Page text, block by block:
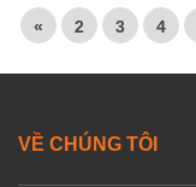
« 2 3 4
VỀ CHÚNG TÔI